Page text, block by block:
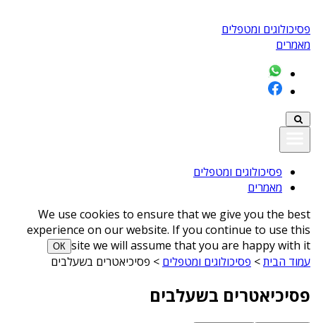
פסיכולוגים ומטפלים
מאמרים
פסיכולוגים ומטפלים
מאמרים
We use cookies to ensure that we give you the best
experience on our website. If you continue to use this
site we will assume that you are happy with it
ОК
עמוד הבית> פסיכולוגים ומטפלים > פסיכיאטרים בשעלבים
פסיכיאטרים בשעלבים